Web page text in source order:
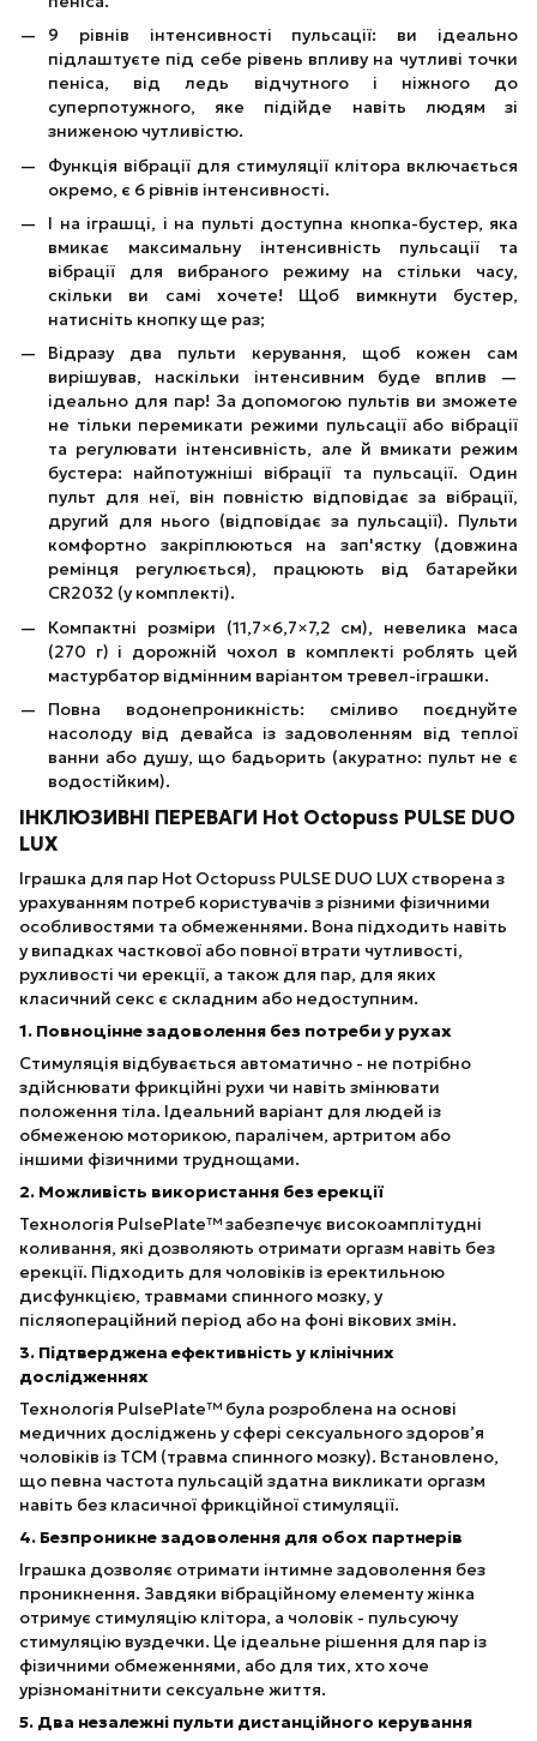
9 рівнів інтенсивності пульсації: ви ідеально
підлаштуєте під себе рівень впливу на чутливі точки
пеніса, від ледь відчутного і ніжного до
суперпотужного, яке підійде навіть людям зі
зниженою чутливістю.
Функція вібрації для стимуляції клітора включається
окремо, є 6 рівнів інтенсивності.
І на іграшці, і на пульті доступна кнопка-бустер, яка
вмикає максимальну інтенсивність пульсації та
вібрації для вибраного режиму на стільки часу,
скільки ви самі хочете! Щоб вимкнути бустер,
натисніть кнопку ще раз;
Відразу два пульти керування, щоб кожен сам
вирішував, наскільки інтенсивним буде вплив —
ідеально для пар! За допомогою пультів ви зможете
не тільки перемикати режими пульсації або вібрації
та регулювати інтенсивність, але й вмикати режим
бустера: найпотужніші вібрації та пульсації. Один
пульт для неї, він повністю відповідає за вібрації,
другий для нього (відповідає за пульсації). Пульти
комфортно закріплюються на зап'ястку (довжина
ремінця регулюється), працюють від батарейки
CR2032 (у комплекті).
Компактні розміри (11,7×6,7×7,2 см), невелика маса
(270 г) і дорожній чохол в комплекті роблять цей
мастурбатор відмінним варіантом тревел-іграшки.
Повна водонепроникність: сміливо поєднуйте
насолоду від девайса із задоволенням від теплої
ванни або душу, що бадьорить (акуратно: пульт не є
водостійким).
ІНКЛЮЗИВНІ ПЕРЕВАГИ Hot Octopuss PULSE DUO
LUX
Іграшка для пар Hot Octopuss PULSE DUO LUX створена з
урахуванням потреб користувачів з різними фізичними
особливостями та обмеженнями. Вона підходить навіть
у випадках часткової або повної втрати чутливості,
рухливості чи ерекції, а також для пар, для яких
класичний секс є складним або недоступним.
1. Повноцінне задоволення без потреби у рухах
Стимуляція відбувається автоматично - не потрібно
здійснювати фрикційні рухи чи навіть змінювати
положення тіла. Ідеальний варіант для людей із
обмеженою моторикою, паралічем, артритом або
іншими фізичними труднощами.
2. Можливість використання без ерекції
Технологія PulsePlate™ забезпечує високоамплітудні
коливання, які дозволяють отримати оргазм навіть без
ерекції. Підходить для чоловіків із еректильною
дисфункцією, травмами спинного мозку, у
післяопераційний період або на фоні вікових змін.
3. Підтверджена ефективність у клінічних
дослідженнях
Технологія PulsePlate™ була розроблена на основі
медичних досліджень у сфері сексуального здоров’я
чоловіків із ТСМ (травма спинного мозку). Встановлено,
що певна частота пульсацій здатна викликати оргазм
навіть без класичної фрикційної стимуляції.
4. Безпроникне задоволення для обох партнерів
Іграшка дозволяє отримати інтимне задоволення без
проникнення. Завдяки вібраційному елементу жінка
отримує стимуляцію клітора, а чоловік - пульсуючу
стимуляцію вуздечки. Це ідеальне рішення для пар із
фізичними обмеженнями, або для тих, хто хоче
урізноманітнити сексуальне життя.
5. Два незалежні пульти дистанційного керування